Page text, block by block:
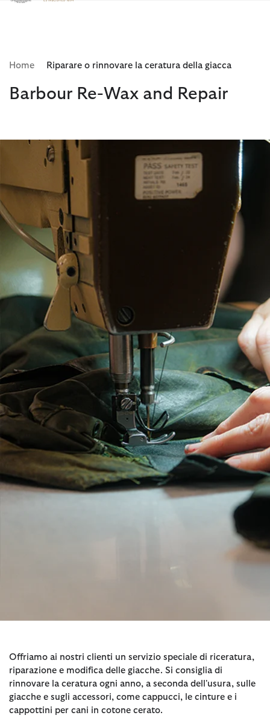
Clicca per visualizzare la nostra Dichiarazione di Accessibilità
Home Riparare o rinnovare la ceratura della giacca
Barbour Re-Wax and Repair
Offriamo ai nostri clienti un servizio speciale di riceratura,
riparazione e modifica delle giacche. Si consiglia di
rinnovare la ceratura ogni anno, a seconda dell'usura, sulle
giacche e sugli accessori, come cappucci, le cinture e i
cappottini per cani in cotone cerato.